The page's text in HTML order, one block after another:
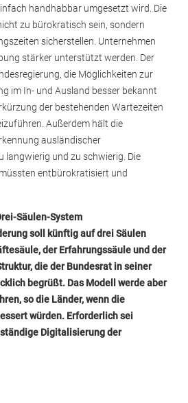
handhabbar umgesetzt wird. Die
zu bürokratisch sein, sondern
sicherstellen. Unternehmen
stärker unterstützt werden. Der
die Möglichkeiten zur
im In- und Ausland besser bekannt
der bestehenden Wartezeiten
Außerdem hält die
ausländischer
langwierig und zu schwierig. Die
entbürokratisiert und
Säulen-System
soll künftig auf drei Säulen
der Erfahrungssäule und der
die der Bundesrat in seiner
begrüßt. Das Modell werde aber
so die Länder, wenn die
würden. Erforderlich sei
Digitalisierung der